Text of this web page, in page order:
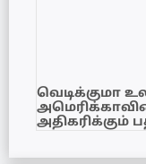
வெடிக்குமா
அதிகரிக்கும்